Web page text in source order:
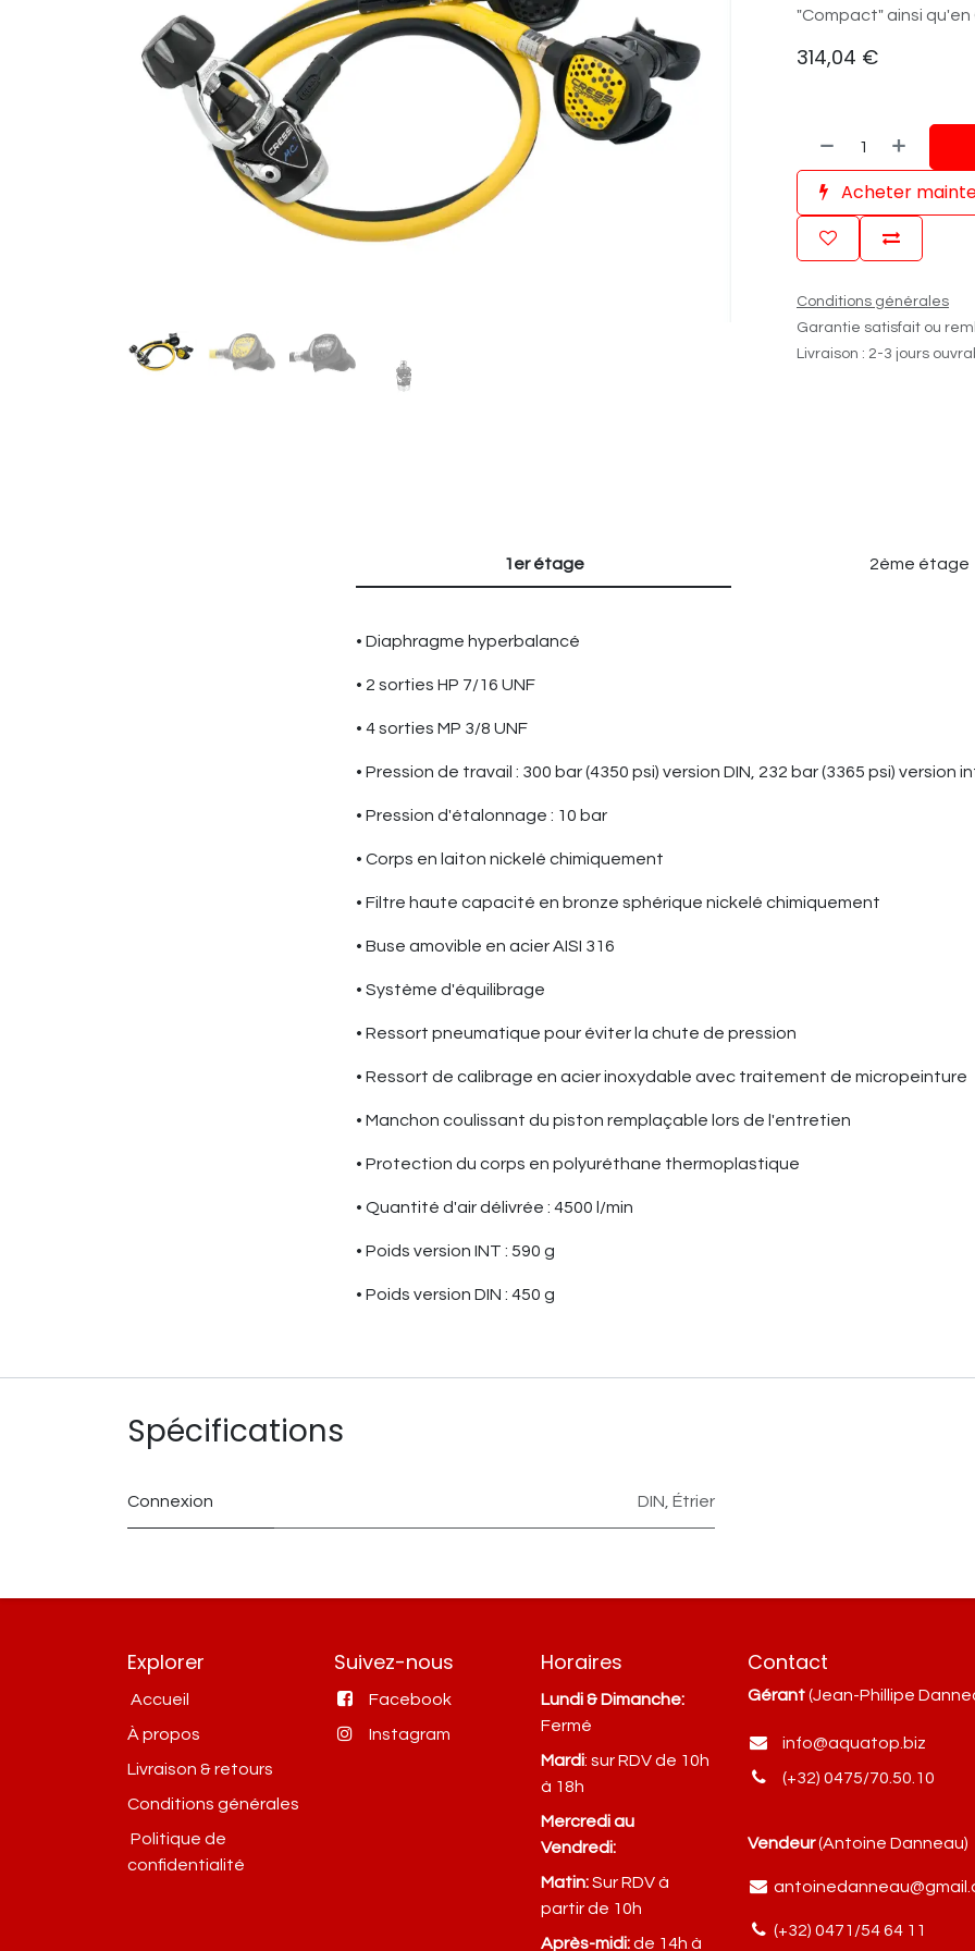
"Compact" ainsi
314,04 €
Acheter
Conditions générales
Garantie satisfait ou
Livraison : 2-3 jours
1er étage 2ème étage
• Diaphragme hyperbalancé
• 2 sorties HP 7/16 UNF
• 4 sorties MP 3/8 UNF
• Pression de travail : 300 bar (4350 psi) version DIN, 232 bar (3365 psi) version
• Pression d'étalonnage : 10 bar
• Corps en laiton nickelé chimiquement
• Filtre haute capacité en bronze sphérique nickelé chimiquement
• Buse amovible en acier AISI 316
• Système d'équilibrage
• Ressort pneumatique pour éviter la chute de pression
• Ressort de calibrage en acier inoxydable avec traitement de micropeinture
• Manchon coulissant du piston remplaçable lors de l'entretien
• Protection du corps en polyuréthane thermoplastique
• Quantité d'air délivrée : 4500 l/min
• Poids version INT : 590 g
• Poids version DIN : 450 g
Spécifications
Connexion DIN, Étrier
Explorer
Accueil
À propos
Livraison & retours
Conditions g​énérales
Politique de
confidentialité
Suivez-nous
Facebook
Instagram
Horaires
Lundi & Dimanche:
Fermé
Mardi: sur RDV de 10h
à 18h
Mercredi au
Vendredi:
Matin:Sur RDV à
partir de 10h
Après-midi:de 14h à
Contact
Gérant(Jean-Phillipe
info@aquatop.biz
(+32) 0475/70.50.10
Vendeur(Antoine Danneau)
(+32) 0471/54 64 11